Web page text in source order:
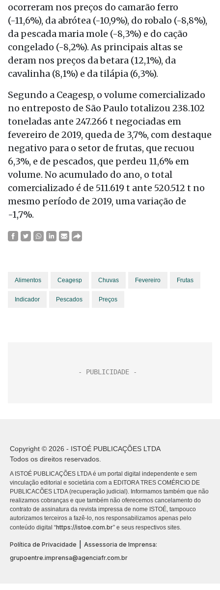
ocorreram nos preços do camarão ferro
(-11,6%), da abrótea (-10,9%), do robalo (-8,8%),
da pescada maria mole (-8,3%) e do cação
congelado (-8,2%). As principais altas se
deram nos preços da betara (12,1%), da
cavalinha (8,1%) e da tilápia (6,3%).
Segundo a Ceagesp, o volume comercializado
no entreposto de São Paulo totalizou 238.102
toneladas ante 247.266 t negociadas em
fevereiro de 2019, queda de 3,7%, com destaque
negativo para o setor de frutas, que recuou
6,3%, e de pescados, que perdeu 11,6% em
volume. No acumulado do ano, o total
comercializado é de 511.619 t ante 520.512 t no
mesmo período de 2019, uma variação de
-1,7%.
Alimentos Ceagesp Chuvas Fevereiro Frutas
Indicador Pescados Preços
Copyright © 2026 - ISTOÉ PUBLICAÇÕES LTDA
Todos os direitos reservados.
A ISTOÉ PUBLICAÇÕES LTDA é um portal digital independente e sem
vinculação editorial e societária com a EDITORA TRES COMÉRCIO DE
PUBLICACÕES LTDA (recuperação judicial). Informamos também que não
realizamos cobranças e que também não oferecemos cancelamento do
contrato de assinatura da revista impressa de nome ISTOÉ, tampouco
autorizamos terceiros a fazê-lo, nos responsabilizamos apenas pelo
conteúdo digital “https://istoe.com.br” e seus respectivos sites.
Política de Privacidade
Assessoria de Imprensa:
grupoentre.imprensa@agenciafr.com.br